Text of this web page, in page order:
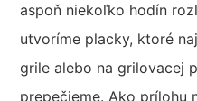
aspoň niekoľko hodín
utvoríme placky, ktoré
grile alebo na grilovacej
prepečieme. Ako prílohu